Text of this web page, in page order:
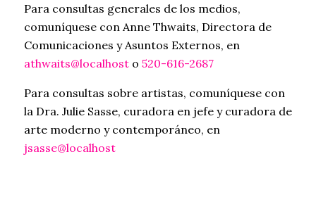
Para consultas generales de los medios,
comuníquese con Anne Thwaits, Directora de
Comunicaciones y Asuntos Externos, en
athwaits@localhosto 520-616-2687
Para consultas sobre artistas, comuníquese con
la Dra. Julie Sasse, curadora en jefe y curadora de
arte moderno y contemporáneo, en
jsasse@localhost